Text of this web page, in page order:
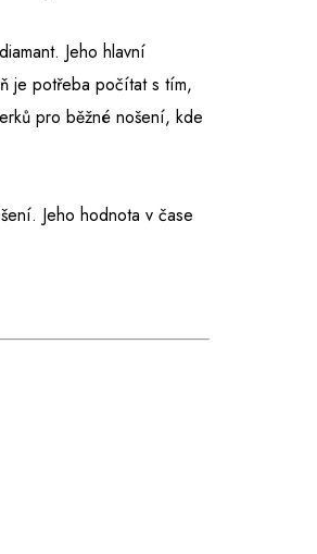
Jeho hlavní
je potřeba počítat s tím,
pro běžné nošení, kde
Jeho hodnota v čase